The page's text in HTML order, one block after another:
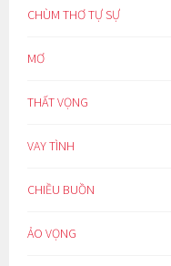
CHÙM THƠ TỰ SỰ
MƠ
THẤT VỌNG
VAY TÌNH
CHIỀU BUỒN
ẢO VỌNG